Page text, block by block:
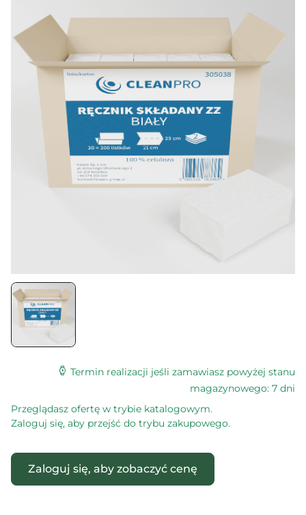
Termin realizacji jeśli zamawiasz powyżej stanu
magazynowego: 7 dni
Przeglądasz ofertę w trybie katalogowym.
Zaloguj się, aby przejść do trybu zakupowego.
Zaloguj się, aby zobaczyć cenę